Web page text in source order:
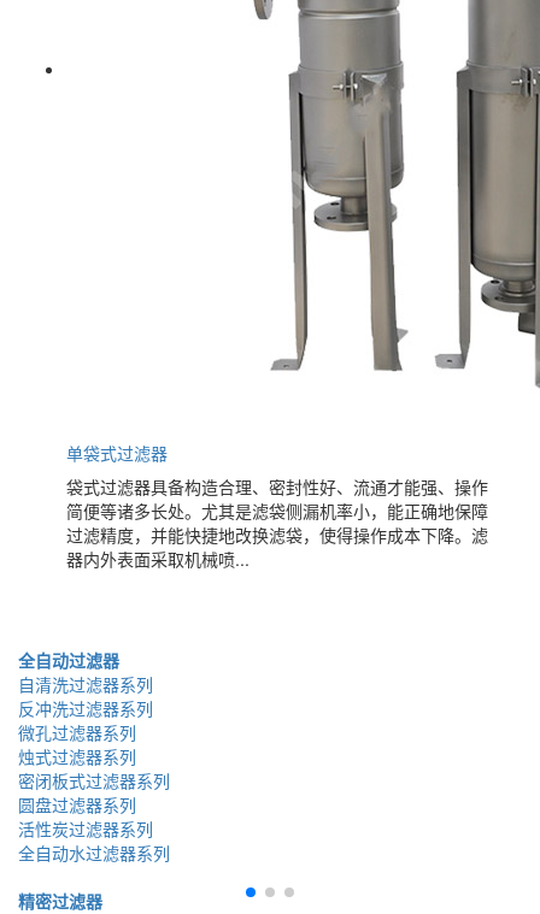
单袋式过滤器
袋式过滤器具备构造合理、密封性好、流通才能强、操作
简便等诸多长处。尤其是滤袋侧漏机率小，能正确地保障
过滤精度，并能快捷地改换滤袋，使得操作成本下降。滤
器内外表面采取机械喷...
全自动过滤器
自清洗过滤器系列
反冲洗过滤器系列
微孔过滤器系列
烛式过滤器系列
密闭板式过滤器系列
圆盘过滤器系列
活性炭过滤器系列
全自动水过滤器系列
精密过滤器